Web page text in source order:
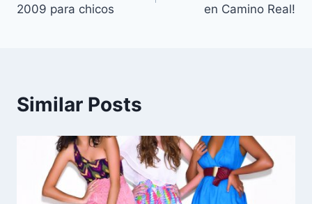
2009 para chicos
en Camino Real!
Similar Posts